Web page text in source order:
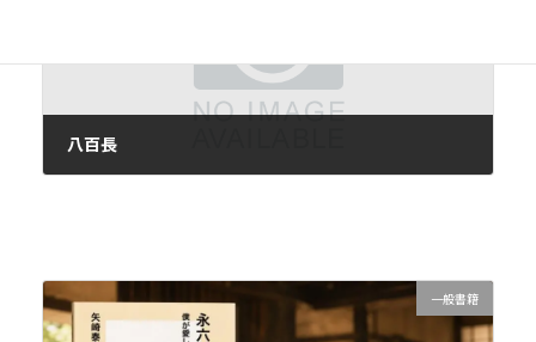
八百長
一般書籍